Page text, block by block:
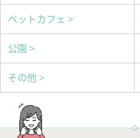
ペットカフェ >
公園 >
その他 >